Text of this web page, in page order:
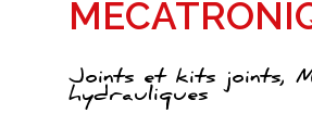
Joints et kits joints,
hydrauliques